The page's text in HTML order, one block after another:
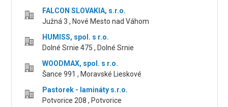
FALCON SLOVAKIA, s.r.o.
Južná 3 , Nové Mesto nad Váhom
HUMISS, spol. s r.o.
Dolné Srnie 475 , Dolné Srnie
WOODMAX, spol. s r.o.
Šance 991 , Moravské Lieskové
Pastorek - lamináty s.r.o.
Potvorice 208 , Potvorice